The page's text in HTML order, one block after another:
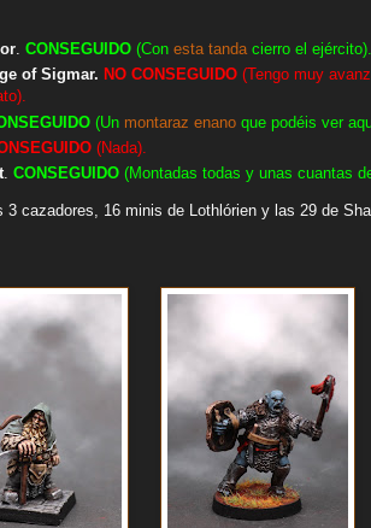
CONSEGUIDO (Con esta tanda cierro el ejército).
of Sigmar. NO CONSEGUIDO (Tengo muy
(Un montaraz enano que podéis ver
(Nada).
. CONSEGUIDO (Montadas todas y unas cuantas
cazadores, 16 minis de Lothlórien y las 29 de